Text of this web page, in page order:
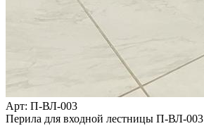
Арт: П-ВЛ-003
Перила для входной лестницы П-ВЛ-003